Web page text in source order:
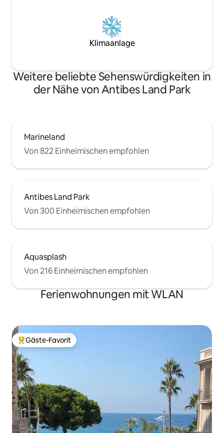
Klimaanlage
Weitere beliebte Sehenswürdigkeiten in
der Nähe von Antibes Land Park
Marineland
Von 822 Einheimischen empfohlen
Antibes Land Park
Von 300 Einheimischen empfohlen
Aquasplash
Von 216 Einheimischen empfohlen
Ferienwohnungen mit WLAN
Beliebter Gäste-Favorit.
Gäste-Favorit